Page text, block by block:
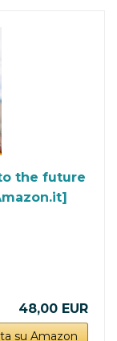
the future
48,00 EUR
su Amazon